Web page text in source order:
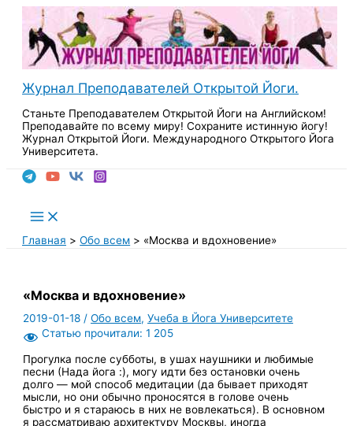
Перейти
содержимому
Журнал Преподавателей Открытой Йоги.
Станьте Преподавателем Открытой Йоги на Английском!
Преподавайте по всему миру! Сохраните истинную йогу!
Журнал Открытой Йоги. Международного Открытого Йога
Университета.
Main
Menu
Главная
Обо всем «Москва и вдохновение»
«Москва и вдохновение»
2019-01-18/Обо всем,Учеба в Йога Университете
Статью прочитали: 1 205
Прогулка после субботы, в ушах наушники и любимые
песни (Нада йога :), могу идти без остановки очень
долго — мой способ медитации (да бывает приходят
мысли, но они обычно проносятся в голове очень
быстро и я стараюсь в них не вовлекаться). В основном
я рассматриваю архитектуру Москвы, иногда